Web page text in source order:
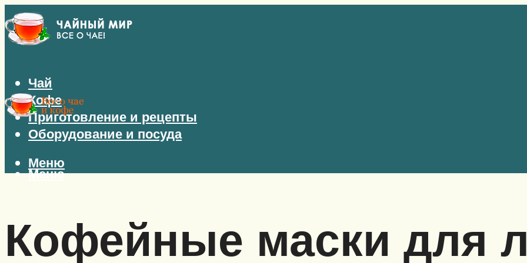
Чай
Кофе
Приготовление и рецепты
Оборудование и посуда
Меню
Меню
Кофейные маски для